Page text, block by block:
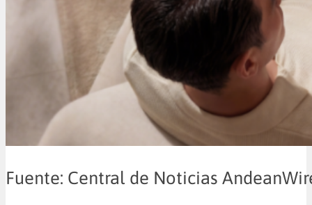
Fuente: Central de Noticias